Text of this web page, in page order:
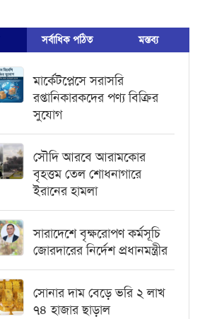
সর্বাধিক পঠিত মস্তব্য
মার্কেটপ্লেসে সরাসরি
রপ্তানিকারকদের পণ্য বিক্রির
সুযোগ
সৌদি আরবে আরামকোর
বৃহত্তম তেল শোধনাগারে
ইরানের হামলা
সারাদেশে বৃক্ষরোপণ কর্মসূচি
জোরদারের নির্দেশ প্রধানমন্ত্রীর
সোনার দাম বেড়ে ভরি ২ লাখ
৭৪ হাজার ছাড়াল